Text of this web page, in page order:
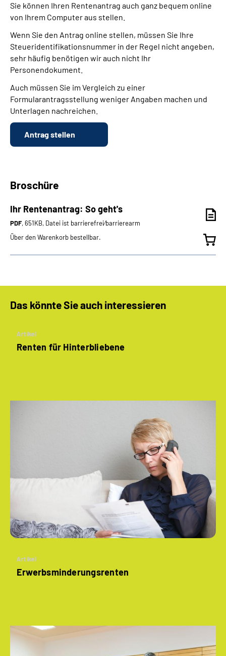
Sie können Ihren Rentenantrag auch ganz bequem online
von Ihrem Computer aus stellen.
Wenn Sie den Antrag online stellen, müssen Sie Ihre
Steueridentifikationsnummer in der Regel nicht angeben,
sehr häufig benötigen wir auch nicht Ihr
Personendokument.
Auch müssen Sie im Vergleich zu einer
Formularantragsstellung weniger Angaben machen und
Unterlagen nachreichen.
Antrag stellen
Broschüre
Ihr Rentenantrag: So geht's
PDF, 651KB, Datei ist barrierefrei⁄barrierearm
Über den Warenkorb bestellbar.
Das könnte Sie auch interessieren
Artikel
Renten für Hinterbliebene
Artikel
­Erwerbsminderungs­renten